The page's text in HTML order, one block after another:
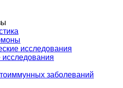
исследования
исследования
заболеваний